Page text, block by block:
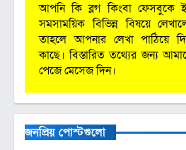
আপনি কি ব্লগ কিংবা ফেসবুকে
সমসাময়িক বিভিন্ন বিষয়ে
তাহলে আপনার লেখা পাঠিয়ে
কাছে। বিস্তারিত তথ্যের জন্য
পেজে মেসেজ দিন।
জনপ্রিয় পোস্টগুলো